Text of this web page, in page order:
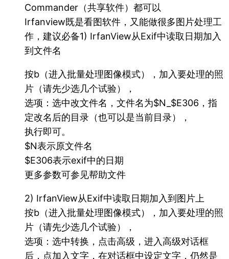
Commander（共享软件）都可以
Irfanview既是看图软件，又能做很多图片处理工
作，建议必备1) IrfanView从Exif中读取日期加入
到文件名
按b（进入批量处理图像模式），加入要处理的照
片（请先少选几个试验），
选项：选中改文件名，文件名为$N_$E306，指
定改名后的目录（也可以是当前目录），
执行即可。
$N表示原文件名
$E306表示exif中的日期
更多参数可参见帮助文件
2) IrfanView从Exif中读取日期加入到图片上
按b（进入批量处理图像模式），加入要处理的照
片（请先少选几个试验），
选项：选中转换，点击高级，进入高级对话框
后，点加入文字，在对话框中设定文字，仍然是